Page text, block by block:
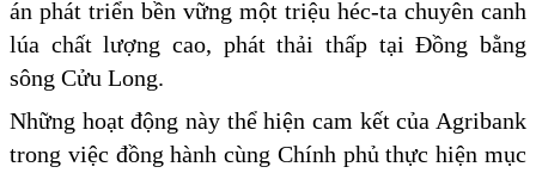
án phát triển bền vững một triệu héc-ta chuyên canh
lúa chất lượng cao, phát thải thấp tại Đồng bằng
sông Cửu Long.
Những hoạt động này thể hiện cam kết của Agribank
trong việc đồng hành cùng Chính phủ thực hiện mục